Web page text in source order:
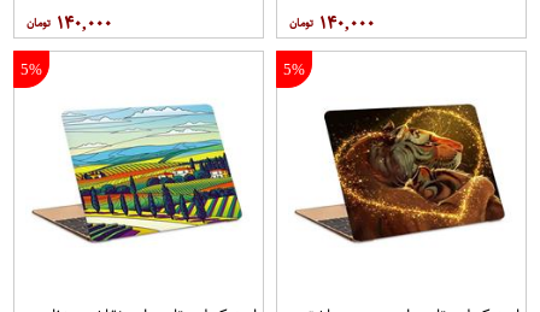
۱۴۰,۰۰۰ ۱۴۰,۰۰۰
5%
5%